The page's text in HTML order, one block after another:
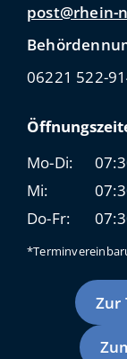
post@rhein-
06221 522-
Mo-Di:
Mi:
Do-Fr:
Zur